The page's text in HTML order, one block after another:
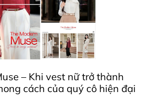
– Khi vest nữ trở thành
cách của quý cô hiện đại